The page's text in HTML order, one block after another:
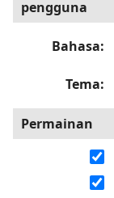
pengguna
Bahasa
Tema
Permainan